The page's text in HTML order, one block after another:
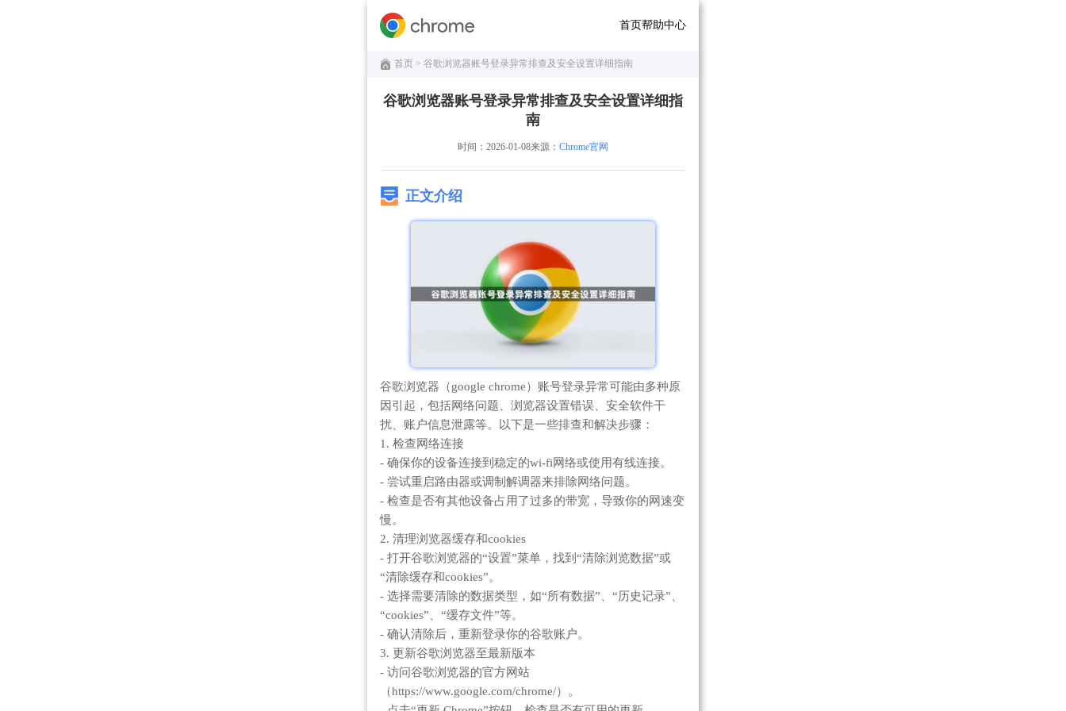
首页帮助中心
首页 > 谷歌浏览器账号登录异常排查及安全设置详细指南
谷歌浏览器账号登录异常排查及安全设置详细指
南
时间：2026-01-08来源： Chrome官网
正文介绍
谷歌浏览器（google chrome）账号登录异常可能由多种原
因引起，包括网络问题、浏览器设置错误、安全软件干
扰、账户信息泄露等。以下是一些排查和解决步骤：
1. 检查网络连接
- 确保你的设备连接到稳定的wi-fi网络或使用有线连接。
- 尝试重启路由器或调制解调器来排除网络问题。
- 检查是否有其他设备占用了过多的带宽，导致你的网速变
慢。
2. 清理浏览器缓存和cookies
- 打开谷歌浏览器的“设置”菜单，找到“清除浏览数据”或
“清除缓存和cookies”。
- 选择需要清除的数据类型，如“所有数据”、“历史记录”、
“cookies”、“缓存文件”等。
- 确认清除后，重新登录你的谷歌账户。
3. 更新谷歌浏览器至最新版本
- 访问谷歌浏览器的官方网站
（https://www.google.com/chrome/）。